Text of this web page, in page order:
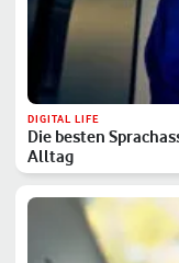
DIGITAL LIFE
Die besten
Alltag